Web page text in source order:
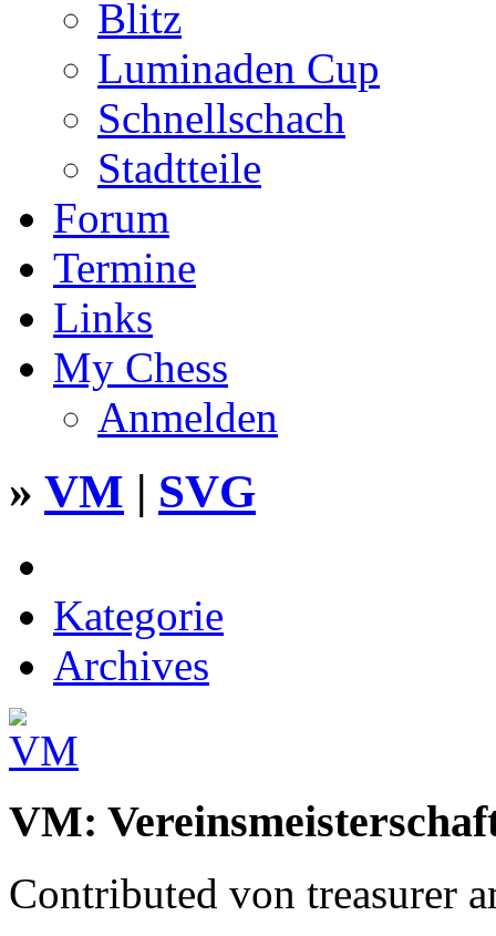
Blitz
Luminaden Cup
Schnellschach
Stadtteile
Forum
Termine
Links
My Chess
Anmelden
» VM | SVG
Kategorie
Archives
VM:
Contributed von treasurer